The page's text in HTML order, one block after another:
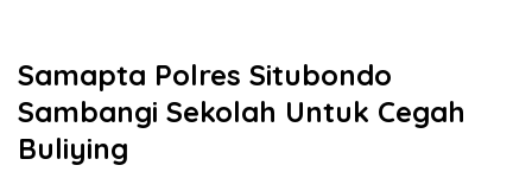
Samapta Polres Situbondo
Sambangi Sekolah Untuk Cegah
Buliying